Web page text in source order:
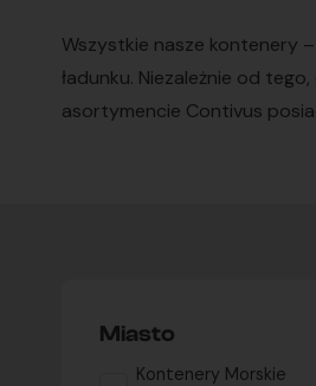
Wszystkie nasze kontenery
ładunku. Niezależnie od
asortymencie Contivus
Miasto
Kontenery Morskie